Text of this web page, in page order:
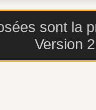
sont la
Version